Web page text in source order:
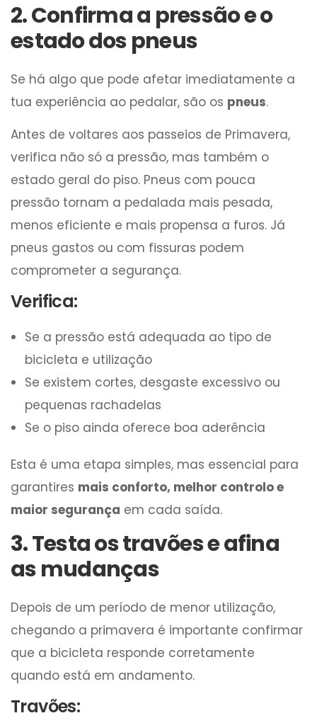
2. Confirma a pressão e o
estado dos pneus
Se há algo que pode afetar imediatamente a
tua experiência ao pedalar, são os pneus.
Antes de voltares aos passeios de Primavera,
verifica não só a pressão, mas também o
estado geral do piso. Pneus com pouca
pressão tornam a pedalada mais pesada,
menos eficiente e mais propensa a furos. Já
pneus gastos ou com fissuras podem
comprometer a segurança.
Verifica:
Se a pressão está adequada ao tipo de
bicicleta e utilização
Se existem cortes, desgaste excessivo ou
pequenas rachadelas
Se o piso ainda oferece boa aderência
Esta é uma etapa simples, mas essencial para
garantires mais conforto, melhor controlo e
maior segurança em cada saída.
3. Testa os travões e afina
as mudanças
Depois de um período de menor utilização,
chegando a primavera é importante confirmar
que a bicicleta responde corretamente
quando está em andamento.
Travões: